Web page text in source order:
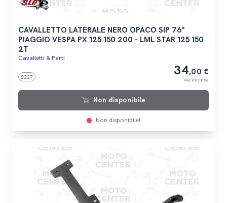
CAVALLETTO LATERALE NERO OPACO SIP 76°
PIAGGIO VESPA PX 125 150 200 - LML STAR 125 150
2T
Cavalletti & Parti
9227 34,00 €
iva inclusa
Non disponibile
Non disponibile!